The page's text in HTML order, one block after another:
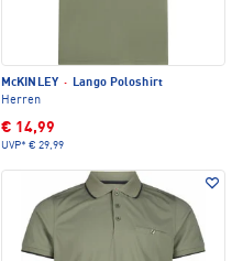
McKINLEY · Lango Poloshirt
Herren
€ 14,99
UVP* € 29,99